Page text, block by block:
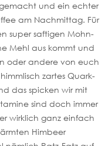
und ein echter
am Nachmittag. Für
super saftigen Mohn-
Mehl aus kommt und
oder andere von euch
zartes Quark-
das spicken wir mit
sind doch immer
wirklich ganz einfach
Himbeer